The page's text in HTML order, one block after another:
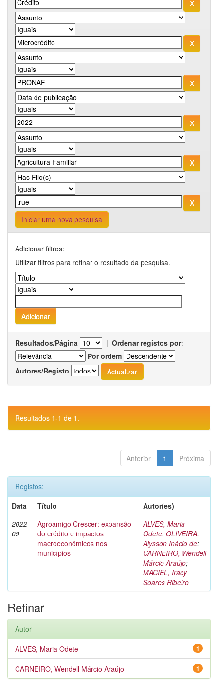
Iniciar uma nova pesquisa
Adicionar filtros:
Utilizar filtros para refinar o resultado da pesquisa.
Resultados/Página | Ordenar registos por:
Por ordem
Autores/Registo
Resultados 1-1 de 1.
Anterior 1 Próxima
Registos:
Data
Título
Autor(es)
2022-
09
Agroamigo Crescer: expansão
do crédito e impactos
macroeconômicos nos
municípios
ALVES, Maria
Odete; OLIVEIRA,
Alysson Inácio de;
CARNEIRO, Wendell
Márcio Araújo;
MACIEL, Iracy
Soares Ribeiro
Refinar
Autor
1
ALVES, Maria Odete
1
CARNEIRO, Wendell Márcio Araújo